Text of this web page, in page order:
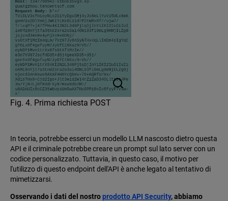
Fig. 4. Prima richiesta POST
In teoria, potrebbe esserci un modello LLM nascosto dietro questa
API e il criminale potrebbe creare un prompt sul lato server con un
codice personalizzato. Tuttavia, in questo caso, il motivo per
l'utilizzo di questo endpoint dell'API è anche legato al tentativo di
mimetizzarsi.
Osservando i dati del nostroprodotto API Security, abbiamo